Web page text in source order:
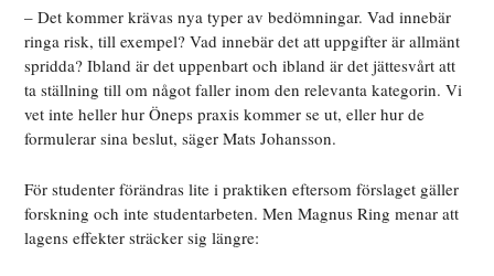
– Det kommer krävas nya typer av bedömningar. Vad innebär
ringa risk, till exempel? Vad innebär det att uppgifter är allmänt
spridda? Ibland är det uppenbart och ibland är det jättesvårt att
ta ställning till om något faller inom den relevanta kategorin. Vi
vet inte heller hur Öneps praxis kommer se ut, eller hur de
formulerar sina beslut, säger Mats Johansson.
För studenter förändras lite i praktiken eftersom förslaget gäller
forskning och inte studentarbeten. Men Magnus Ring menar att
lagens effekter sträcker sig längre: